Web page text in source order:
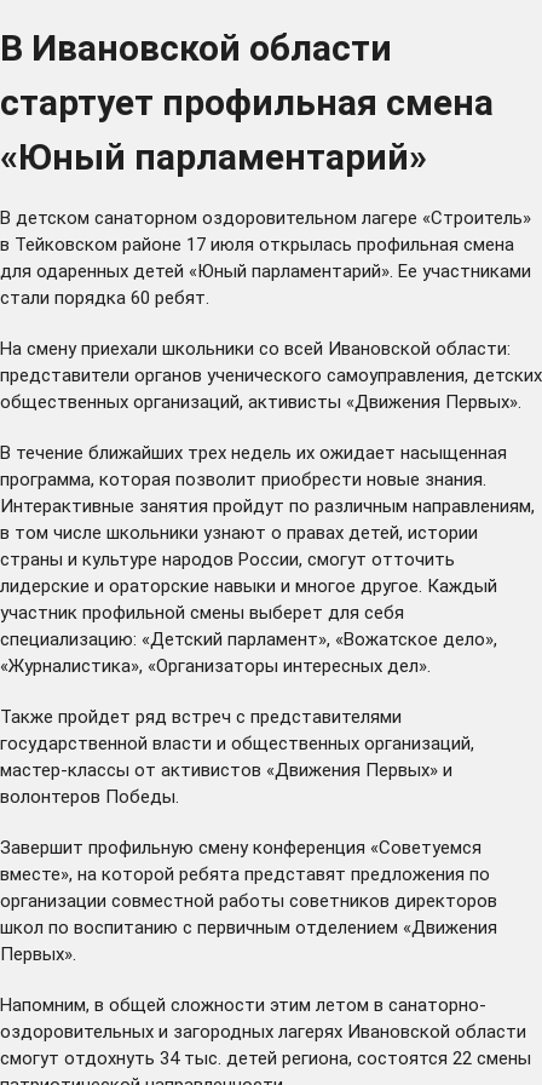
В Ивановской области
стартует профильная смена
«Юный парламентарий»
В детском санаторном оздоровительном лагере «Строитель»
в Тейковском районе 17 июля открылась профильная смена
для одаренных детей «Юный парламентарий». Ее участниками
стали порядка 60 ребят.
На смену приехали школьники со всей Ивановской области:
представители органов ученического самоуправления, детских
общественных организаций, активисты «Движения Первых».
В течение ближайших трех недель их ожидает насыщенная
программа, которая позволит приобрести новые знания.
Интерактивные занятия пройдут по различным направлениям,
в том числе школьники узнают о правах детей, истории
страны и культуре народов России, смогут отточить
лидерские и ораторские навыки и многое другое. Каждый
участник профильной смены выберет для себя
специализацию: «Детский парламент», «Вожатское дело»,
«Журналистика», «Организаторы интересных дел».
Также пройдет ряд встреч с представителями
государственной власти и общественных организаций,
мастер-классы от активистов «Движения Первых» и
волонтеров Победы.
Завершит профильную смену конференция «Советуемся
вместе», на которой ребята представят предложения по
организации совместной работы советников директоров
школ по воспитанию с первичным отделением «Движения
Первых».
Напомним, в общей сложности этим летом в санаторно-
оздоровительных и загородных лагерях Ивановской области
смогут отдохнуть 34 тыс. детей региона, состоятся 22 смены